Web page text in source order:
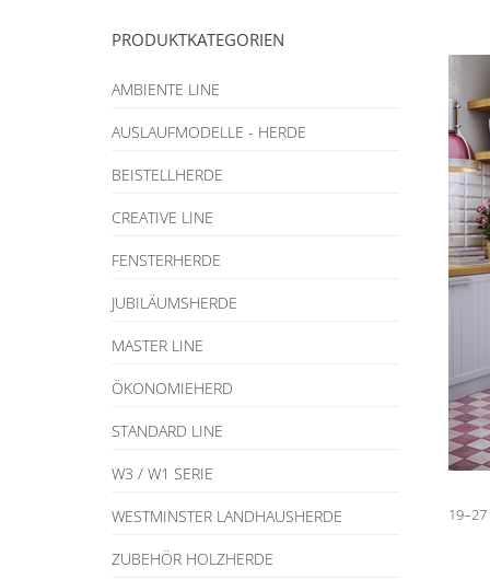
19–27
PRODUKTKATEGORIEN
AMBIENTE LINE
AUSLAUFMODELLE - HERDE
BEISTELLHERDE
CREATIVE LINE
FENSTERHERDE
JUBILÄUMSHERDE
MASTER LINE
ÖKONOMIEHERD
STANDARD LINE
W3 / W1 SERIE
WESTMINSTER LANDHAUSHERDE
ZUBEHÖR HOLZHERDE